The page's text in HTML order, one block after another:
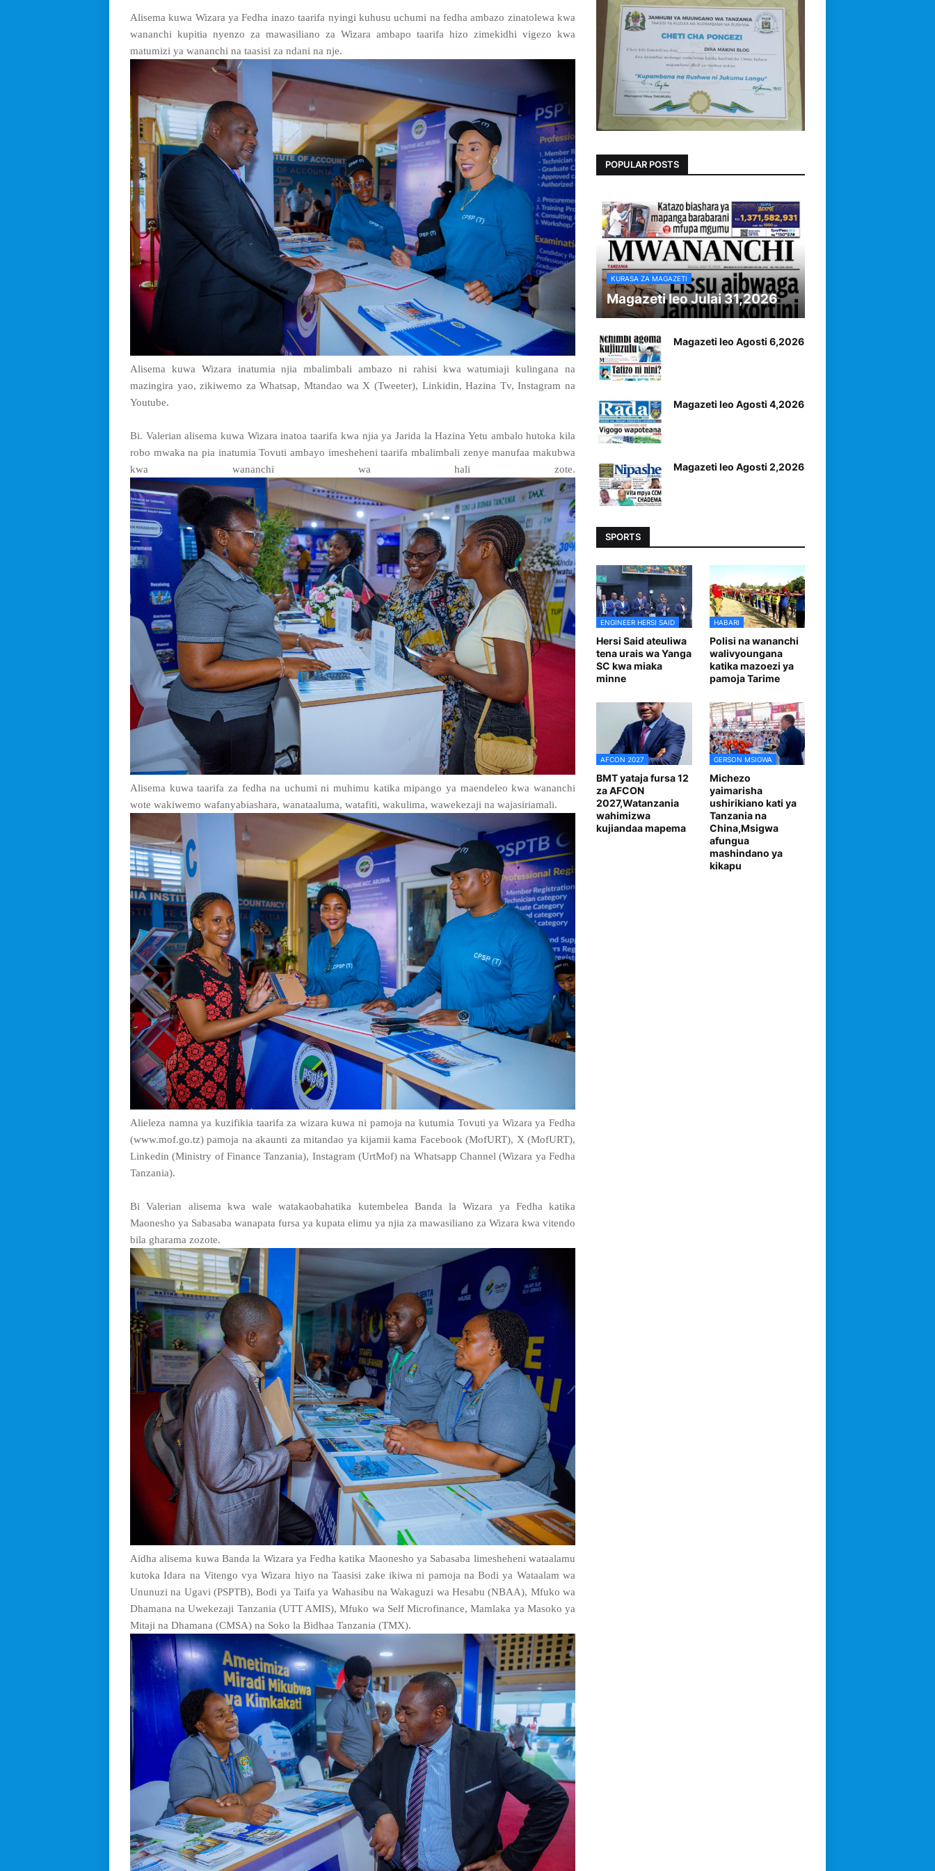
Alisema kuwa Wizara ya Fedha inazo taarifa nyingi kuhusu uchumi na fedha ambazo zinatolewa kwa
wananchi kupitia nyenzo za mawasiliano za Wizara ambapo taarifa hizo zimekidhi vigezo kwa
matumizi ya wananchi na taasisi za ndani na nje.
Alisema kuwa Wizara inatumia njia mbalimbali ambazo ni rahisi kwa watumiaji kulingana na
mazingira yao, zikiwemo za Whatsap, Mtandao wa X (Tweeter), Linkidin, Hazina Tv, Instagram na
Youtube.
Bi. Valerian alisema kuwa Wizara inatoa taarifa kwa njia ya Jarida la Hazina Yetu ambalo hutoka kila
robo mwaka na pia inatumia Tovuti ambayo imesheheni taarifa mbalimbali zenye manufaa makubwa
kwa wananchi wa hali zote.
Alisema kuwa taarifa za fedha na uchumi ni muhimu katika mipango ya maendeleo kwa wananchi
wote wakiwemo wafanyabiashara, wanataaluma, watafiti, wakulima, wawekezaji na wajasiriamali.
Alieleza namna ya kuzifikia taarifa za wizara kuwa ni pamoja na kutumia Tovuti ya Wizara ya Fedha
(www.mof.go.tz) pamoja na akaunti za mitandao ya kijamii kama Facebook (MofURT), X (MofURT),
Linkedin (Ministry of Finance Tanzania), Instagram (UrtMof) na Whatsapp Channel (Wizara ya Fedha
Tanzania).
Bi Valerian alisema kwa wale watakaobahatika kutembelea Banda la Wizara ya Fedha katika
Maonesho ya Sabasaba wanapata fursa ya kupata elimu ya njia za mawasiliano za Wizara kwa vitendo
bila gharama zozote.
Aidha alisema kuwa Banda la Wizara ya Fedha katika Maonesho ya Sabasaba limesheheni wataalamu
kutoka Idara na Vitengo vya Wizara hiyo na Taasisi zake ikiwa ni pamoja na Bodi ya Wataalam wa
Ununuzi na Ugavi (PSPTB), Bodi ya Taifa ya Wahasibu na Wakaguzi wa Hesabu (NBAA), Mfuko wa
Dhamana na Uwekezaji Tanzania (UTT AMIS), Mfuko wa Self Microfinance, Mamlaka ya Masoko ya
Mitaji na Dhamana (CMSA) na Soko la Bidhaa Tanzania (TMX).
POPULAR POSTS
KURASA ZA MAGAZETI
Magazeti leo Julai 31,2026
Magazeti leo Agosti 6,2026
Magazeti leo Agosti 4,2026
Magazeti leo Agosti 2,2026
SPORTS
ENGINEER HERSI SAID
Hersi Said ateuliwa
tena urais wa Yanga
SC kwa miaka
minne
HABARI
Polisi na wananchi
walivyoungana
katika mazoezi ya
pamoja Tarime
AFCON 2027
BMT yataja fursa 12
za AFCON
2027,Watanzania
wahimizwa
kujiandaa mapema
GERSON MSIGWA
Michezo
yaimarisha
ushirikiano kati ya
Tanzania na
China,Msigwa
afungua
mashindano ya
kikapu